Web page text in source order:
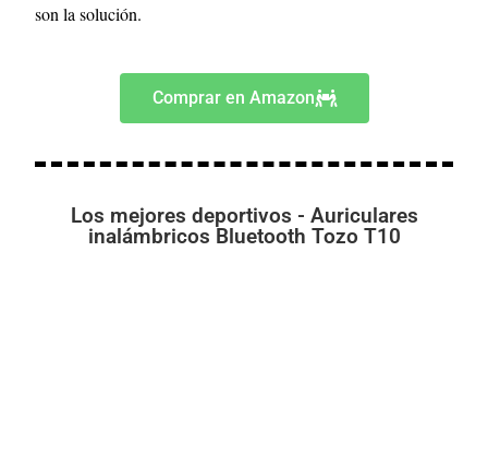
son la solución.
Comprar en Amazon
Los mejores deportivos - Auriculares
inalámbricos Bluetooth Tozo T10